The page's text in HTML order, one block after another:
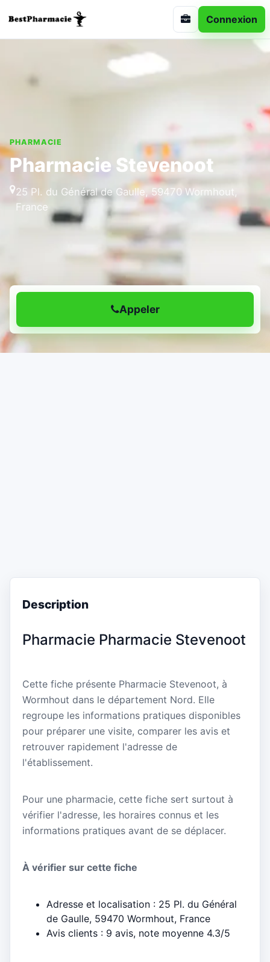
Connexion
PHARMACIE
Pharmacie Stevenoot
25 Pl. du Général​ de Gaulle, 59470 Wormhout,
France
Appeler
Description
Pharmacie Pharmacie Stevenoot
Cette fiche présente Pharmacie Stevenoot, à
Wormhout dans le département Nord. Elle
regroupe les informations pratiques disponibles
pour préparer une visite, comparer les avis et
retrouver rapidement l'adresse de
l'établissement.
Pour une pharmacie, cette fiche sert surtout à
vérifier l'adresse, les horaires connus et les
informations pratiques avant de se déplacer.
À vérifier sur cette fiche
Adresse et localisation : 25 Pl. du Général​
de Gaulle, 59470 Wormhout, France
Avis clients : 9 avis, note moyenne 4.3/5